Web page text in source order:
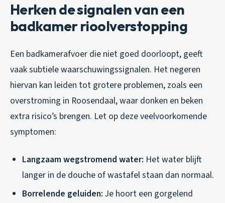
Herken de signalen van een
badkamer rioolverstopping
Een badkamerafvoer die niet goed doorloopt, geeft
vaak subtiele waarschuwingssignalen. Het negeren
hiervan kan leiden tot grotere problemen, zoals een
overstroming in Roosendaal, waar donken en beken
extra risico’s brengen. Let op deze veelvoorkomende
symptomen:
Langzaam wegstromend water: Het water blijft
langer in de douche of wastafel staan dan normaal.
Borrelende geluiden: Je hoort een gorgelend